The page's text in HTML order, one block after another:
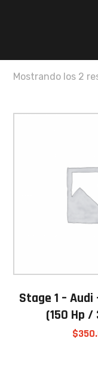
Mostrando los 2
Stage 1 – Audi
(150 Hp /
$